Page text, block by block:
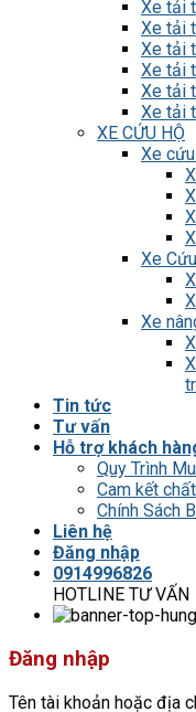
Xe tải
Xe tải
Xe tải
Xe tải
Xe tải
Xe tải
XE CỨU HỘ
Xe
Xe
Xe
Tin tức
Tư vấn
Hỗ trợ khách
Quy Trình
Cam kết
Chính Sách
Liên hệ
Đăng nhập
0914996826
HOTLINE TƯ VẤN
Đăng nhập
Tên tài khoản hoặc địa